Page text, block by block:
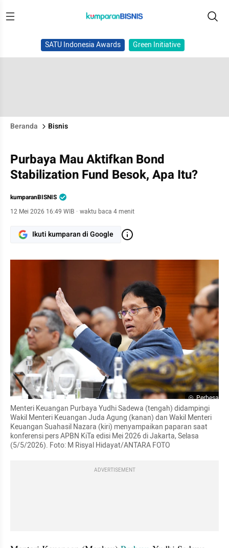
SATU Indonesia Awards Green Initiative
Beranda Bisnis
Purbaya Mau Aktifkan Bond
Stabilization Fund Besok, Apa Itu?
kumparanBISNIS
12 Mei 2026 16:49 WIB · waktu baca 4 menit
Ikuti kumparan di Google
Perbesar
Menteri Keuangan Purbaya Yudhi Sadewa (tengah) didampingi
Wakil Menteri Keuangan Juda Agung (kanan) dan Wakil Menteri
Keuangan Suahasil Nazara (kiri) menyampaikan paparan saat
konferensi pers APBN KiTa edisi Mei 2026 di Jakarta, Selasa
(5/5/2026). Foto: M Risyal Hidayat/ANTARA FOTO
ADVERTISEMENT